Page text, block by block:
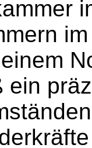
ein